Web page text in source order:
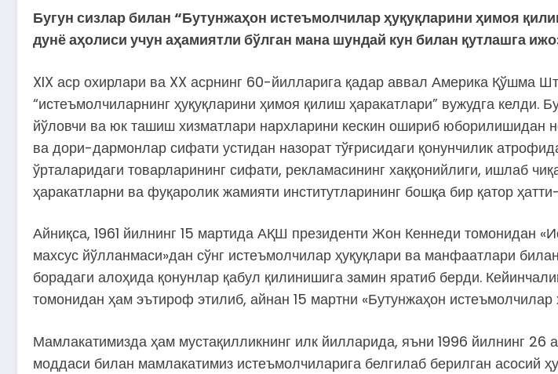
Бугун сизлар билан “Бутунжаҳон истеъмолчилар ҳуқуқларини ҳимоя
дунё аҳолиси учун аҳамиятли бўлган мана шундай кун билан қутлашга
XIX аср охирлари ва XX асрнинг 60-йилларига қадар аввал Америка Қўшма
“истеъмолчиларнинг ҳуқуқларини ҳимоя қилиш ҳаракатлари” вужудга
йўловчи ва юк ташиш хизматлари нархларини кескин ошириб юборилишидан
ва дори-дармонлар сифати устидан назорат тўғрисидаги қонунчилик
ўрталаридаги товарларининг сифати, рекламасининг хаққонийлиги, ишлаб
ҳаракатларни ва фуқаролик жамияти институтларининг бошқа бир қатор
Айниқса, 1961 йилнинг 15 мартида АҚШ президенти Жон Кеннеди томонидан
махсус йўлланмаси»дан сўнг истеъмолчилар ҳуқуқлари ва манфаатлари
борадаги алоҳида қонунлар қабул қилинишига замин яратиб берди.
томонидан ҳам эътироф этилиб, айнан 15 мартни «Бутунжаҳон
Мамлакатимизда ҳам мустақилликнинг илк йилларида, яъни 1996 йилнинг
моддаси билан мамлакатимиз истеъмолчиларига белгилаб берилган асосий